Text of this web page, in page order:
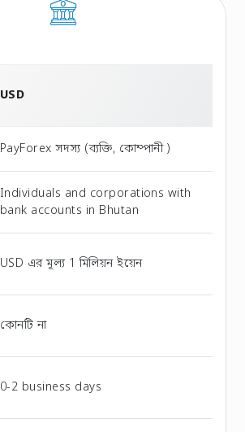
USD
PayForex সদস্য (ব্যক্তি, কোম্পানী )
Individuals and corporations with
bank accounts in Bhutan
USD এর মূল্য 1 মিলিয়ন ইয়েন
কোনটি না
0-2 business days